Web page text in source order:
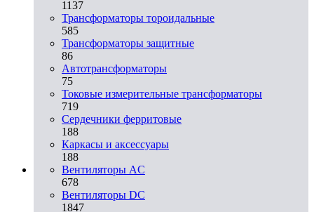
1137
Трансформаторы тороидальные
585
Трансформаторы защитные
86
Автотрансформаторы
75
Токовые измерительные трансформаторы
719
Сердечники ферритовые
188
Каркасы и аксессуары
188
Вентиляторы AC
678
Вентиляторы DC
1847